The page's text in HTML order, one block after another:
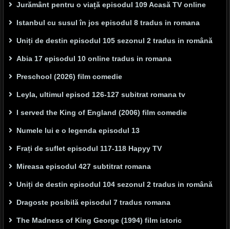
Jurământ pentru o viață episodul 109 Acasă TV online
Istanbul cu susul în jos episodul 8 tradus in romana
Uniți de destin episodul 105 sezonul 2 tradus in română
Abia 17 episodul 10 online tradus in romana
Preschool (2026) film comedie
Leyla, ultimul episod 126-127 subitrat romana tv
I served the King of England (2006) film comedie
Numele lui e o legenda episodul 13
Frați de suflet episodul 117-118 Hapyy TV
Mireasa episodul 427 subtitrat romana
Uniți de destin episodul 104 sezonul 2 tradus in română
Dragoste posibilă episodul 7 tradus romana
The Madness of King George (1994) film istoric